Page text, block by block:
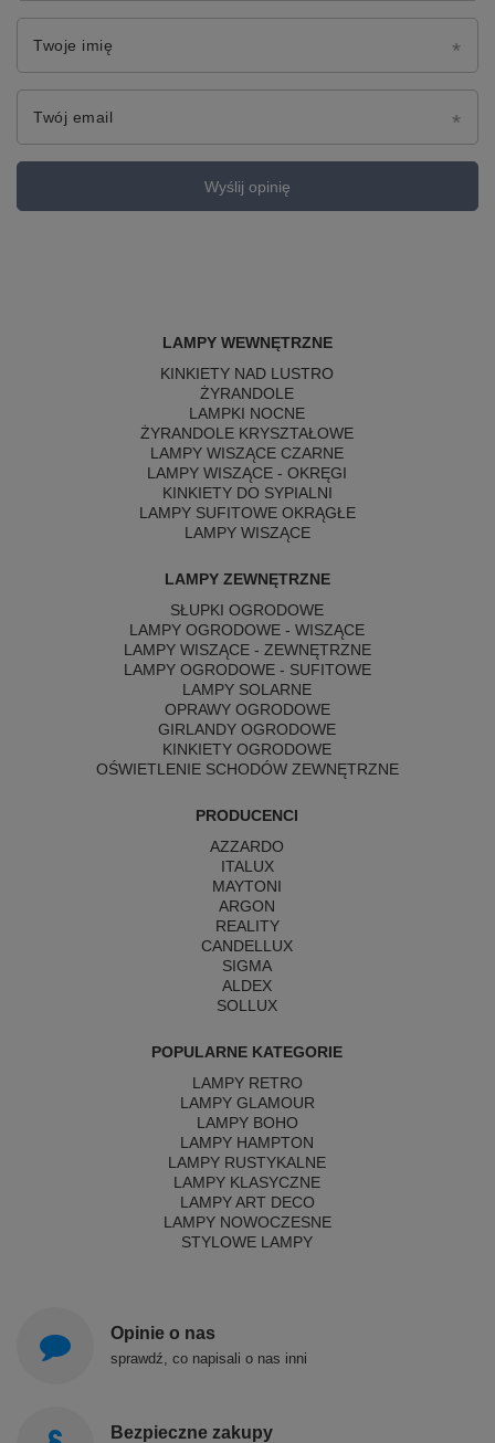
Twoje imię
Twój email
Wyślij opinię
LAMPY WEWNĘTRZNE
KINKIETY NAD LUSTRO
ŻYRANDOLE
LAMPKI NOCNE
ŻYRANDOLE KRYSZTAŁOWE
LAMPY WISZĄCE CZARNE
LAMPY WISZĄCE - OKRĘGI
KINKIETY DO SYPIALNI
LAMPY SUFITOWE OKRĄGŁE
LAMPY WISZĄCE
LAMPY ZEWNĘTRZNE
SŁUPKI OGRODOWE
LAMPY OGRODOWE - WISZĄCE
LAMPY WISZĄCE - ZEWNĘTRZNE
LAMPY OGRODOWE - SUFITOWE
LAMPY SOLARNE
OPRAWY OGRODOWE
GIRLANDY OGRODOWE
KINKIETY OGRODOWE
OŚWIETLENIE SCHODÓW ZEWNĘTRZNE
PRODUCENCI
AZZARDO
ITALUX
MAYTONI
ARGON
REALITY
CANDELLUX
SIGMA
ALDEX
SOLLUX
POPULARNE KATEGORIE
LAMPY RETRO
LAMPY GLAMOUR
LAMPY BOHO
LAMPY HAMPTON
LAMPY RUSTYKALNE
LAMPY KLASYCZNE
LAMPY ART DECO
LAMPY NOWOCZESNE
STYLOWE LAMPY
Opinie o nas
sprawdź, co napisali o nas inni
Bezpieczne zakupy